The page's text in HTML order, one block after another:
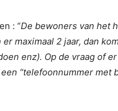
: “De bewoners van het
maximaal 2 jaar, dan
enz). Op de vraag of er
“telefoonnummer met